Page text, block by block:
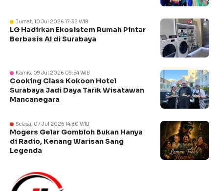
Jumat, 10 Jul 2026 17:32 WIB
LG Hadirkan Ekosistem Rumah Pintar
Berbasis AI di Surabaya
Kamis, 09 Jul 2026 09:54 WIB
Cooking Class Kokoon Hotel
Surabaya Jadi Daya Tarik Wisatawan
Mancanegara
Selasa, 07 Jul 2026 14:30 WIB
Mogers Gelar Gombloh Bukan Hanya
di Radio, Kenang Warisan Sang
Legenda